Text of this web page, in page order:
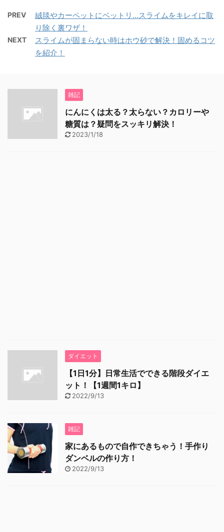
PREV
絨毯やカーペットにベットリ…スライムをキレイに取
り除く裏ワザ！
NEXT
スライムが固まらない時はホウ砂で解決！固めるコツ
を紹介！
雑記
にんにくは太る？太らない？カロリーや
糖質は？疑問をスッキリ解決！
2023/1/18
ダイエット
【1日1分】日常生活でできる階段ダイエ
ット！【1週間1キロ】
2022/9/13
雑記
家にあるもので自作できちゃう！手作り
ダンベルの作り方！
2022/9/13